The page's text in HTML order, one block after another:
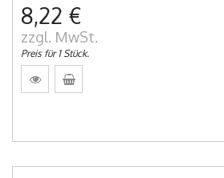
8,22 €
zzgl. MwSt.
Preis für 1 Stück.